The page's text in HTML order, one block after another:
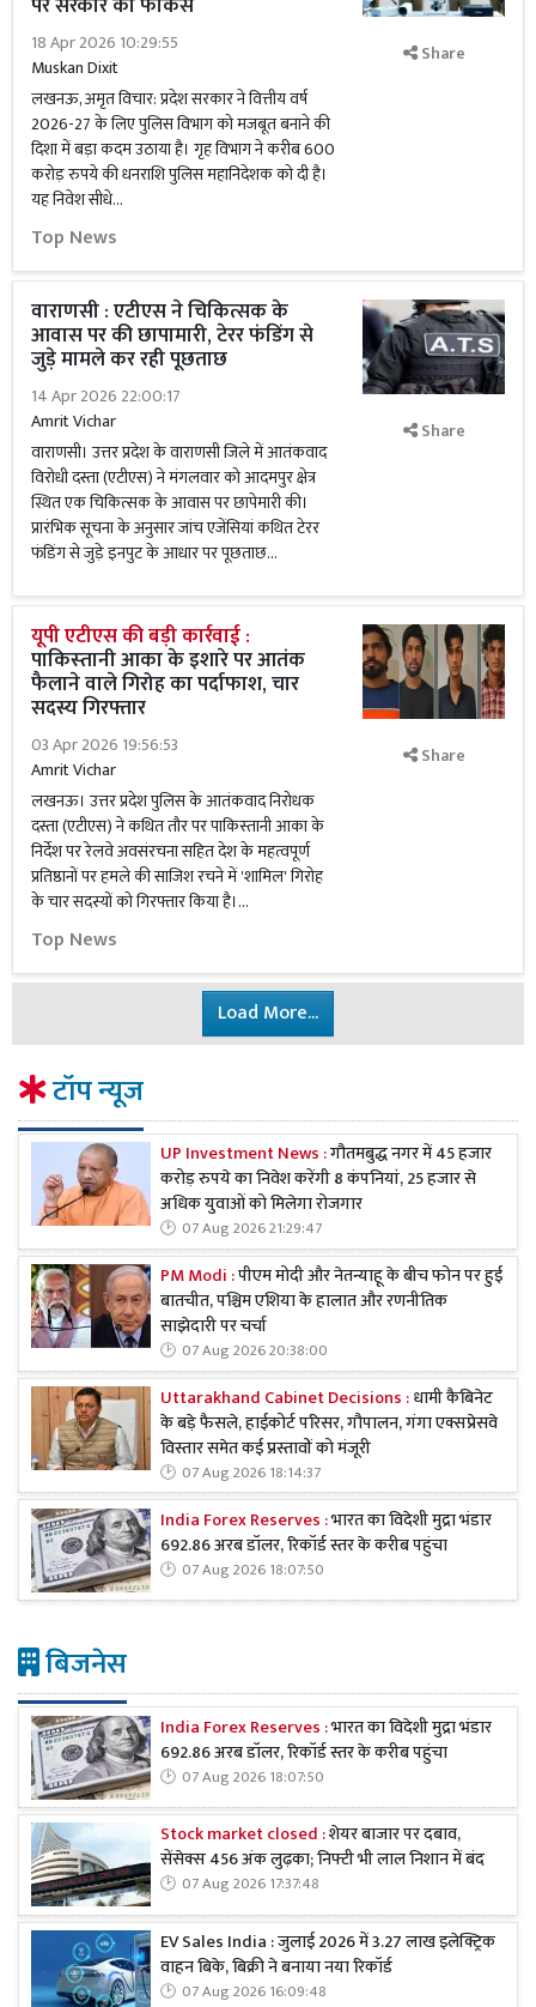
18 Apr 2026 10:29:55
Muskan Dixit
लखनऊ, अमृत विचार: प्रदेश सरकार ने वित्तीय वर्ष
2026-27 के लिए पुलिस विभाग को मजबूत बनाने की
दिशा में बड़ा कदम उठाया है। गृह विभाग ने करीब 600
करोड़ रुपये की धनराशि पुलिस महानिदेशक को दी है।
यह निवेश सीधे...
Top News
Share
वाराणसी : एटीएस ने चिकित्सक के
आवास पर की छापामारी, टेरर फंडिंग से
जुड़े मामले कर रही पूछताछ
14 Apr 2026 22:00:17
Amrit Vichar
वाराणसी। उत्तर प्रदेश के वाराणसी जिले में आतंकवाद
विरोधी दस्ता (एटीएस) ने मंगलवार को आदमपुर क्षेत्र
स्थित एक चिकित्सक के आवास पर छापेमारी की।
प्रारंभिक सूचना के अनुसार जांच एजेंसियां कथित टेरर
फंडिंग से जुड़े इनपुट के आधार पर पूछताछ...
Share
यूपी एटीएस की बड़ी कार्रवाई :
पाकिस्‍तानी आका के इशारे पर आतंक
फैलाने वाले गिरोह का पर्दाफाश, चार
सदस्य गिरफ्तार
03 Apr 2026 19:56:53
Amrit Vichar
लखनऊ। उत्तर प्रदेश पुलिस के आतंकवाद निरोधक
दस्ता (एटीएस) ने कथित तौर पर पाकिस्‍तानी आका के
निर्देश पर रेलवे अवसंरचना सहित देश के महत्वपूर्ण
प्रतिष्ठानों पर हमले की साजिश रचने में 'शामिल' गिरोह
के चार सदस्यों को गिरफ्तार किया है।...
Top News
Share
Load More...
टॉप न्यूज
UP Investment News :गौतमबुद्ध नगर में 45 हजार
करोड़ रुपये का निवेश करेंगी 8 कंपनियां, 25 हजार से
अधिक युवाओं को मिलेगा रोजगार
07 Aug 2026 21:29:47
PM Modi :पीएम मोदी और नेतन्याहू के बीच फोन पर हुई
बातचीत, पश्चिम एशिया के हालात और रणनीतिक
साझेदारी पर चर्चा
07 Aug 2026 20:38:00
Uttarakhand Cabinet Decisions :धामी कैबिनेट
के बड़े फैसले, हाईकोर्ट परिसर, गौपालन, गंगा एक्सप्रेसवे
विस्तार समेत कई प्रस्तावों को मंजूरी
07 Aug 2026 18:14:37
India Forex Reserves :भारत का विदेशी मुद्रा भंडार
692.86 अरब डॉलर, रिकॉर्ड स्तर के करीब पहुंचा
07 Aug 2026 18:07:50
बिजनेस
India Forex Reserves :भारत का विदेशी मुद्रा भंडार
692.86 अरब डॉलर, रिकॉर्ड स्तर के करीब पहुंचा
07 Aug 2026 18:07:50
Stock market closed :शेयर बाजार पर दबाव,
सेंसेक्स 456 अंक लुढ़का; निफ्टी भी लाल निशान में बंद
07 Aug 2026 17:37:48
EV Sales India : जुलाई 2026 में 3.27 लाख इलेक्ट्रिक
वाहन बिके, बिक्री ने बनाया नया रिकॉर्ड
07 Aug 2026 16:09:48